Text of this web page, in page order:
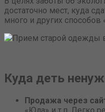
достаточно мест, куда
много и других
Куда деть
Продажа через